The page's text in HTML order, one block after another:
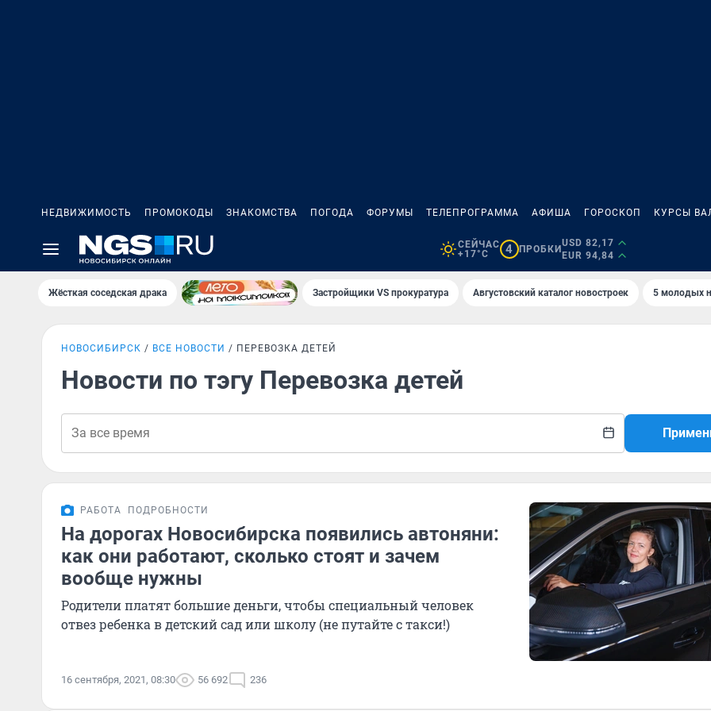
НЕДВИЖИМОСТЬ ПРОМОКОДЫ ЗНАКОМСТВА ПОГОДА ФОРУМЫ ТЕЛЕПРОГРАММА АФИША ГОРОСКОП КУРСЫ
СЕЙЧАС
+17°C
4 ПРОБКИ
USD 82,17
EUR 94,84
Жёсткая соседская драка Застройщики VS прокуратура Августовский каталог новостроек 5 молодых
НОВОСИБИРСК ВСЕ НОВОСТИ ПЕРЕВОЗКА ДЕТЕЙ
Новости по тэгу Перевозка детей
РАБОТА ПОДРОБНОСТИ
На дорогах Новосибирска появились автоняни:
как они работают, сколько стоят и зачем
вообще нужны
Родители платят большие деньги, чтобы специальный человек
отвез ребенка в детский сад или школу (не путайте с такси!)
16 сентября, 2021, 08:30 56 692 236